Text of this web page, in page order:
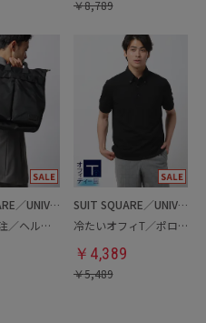
￥8,789
SUIT SQUARE／UNIVERSAL LANGUAGE
YAK PAK別注／ヘルメットバッグ
SUIT SQUARE／UNIVERSAL LANGUAGE
冷たいオフィT／ポロシャツ
￥ 4,389
￥5,489